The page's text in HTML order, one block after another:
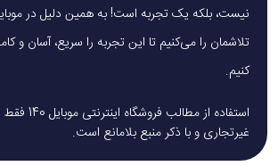
تلاشمان را می‌کنیم تا این تجربه را سریع، آسان و
کنیم.
استفاده از
غیرتجاری و با ذکر منبع بلامانع است.